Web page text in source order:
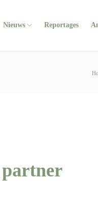
Nieuws Reportages